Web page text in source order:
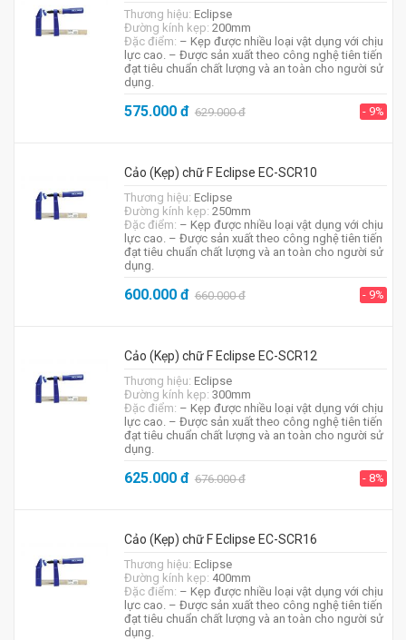
Thương hiệu: Eclipse
Đường kính kẹp: 200mm
Đặc điểm: – Kẹp được nhiều loại vật dụng với chịu
lực cao. – Được sản xuất theo công nghệ tiên tiến
đạt tiêu chuẩn chất lượng và an toàn cho người sử
dụng.
575.000đ 629.000đ - 9%
Cảo (Kẹp) chữ F Eclipse EC-SCR10
Thương hiệu: Eclipse
Đường kính kẹp: 250mm
Đặc điểm: – Kẹp được nhiều loại vật dụng với chịu
lực cao. – Được sản xuất theo công nghệ tiên tiến
đạt tiêu chuẩn chất lượng và an toàn cho người sử
dụng.
600.000đ 660.000đ - 9%
Cảo (Kẹp) chữ F Eclipse EC-SCR12
Thương hiệu: Eclipse
Đường kính kẹp: 300mm
Đặc điểm: – Kẹp được nhiều loại vật dụng với chịu
lực cao. – Được sản xuất theo công nghệ tiên tiến
đạt tiêu chuẩn chất lượng và an toàn cho người sử
dụng.
625.000đ 676.000đ - 8%
Cảo (Kẹp) chữ F Eclipse EC-SCR16
Thương hiệu: Eclipse
Đường kính kẹp: 400mm
Đặc điểm: – Kẹp được nhiều loại vật dụng với chịu
lực cao. – Được sản xuất theo công nghệ tiên tiến
đạt tiêu chuẩn chất lượng và an toàn cho người sử
dụng.